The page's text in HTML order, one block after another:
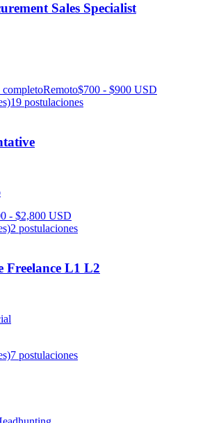
Sales Specialist
completoRemoto$700 - $900 USD
19 postulaciones
- $2,800 USD
2 postulaciones
Freelance L1 L2
7 postulaciones